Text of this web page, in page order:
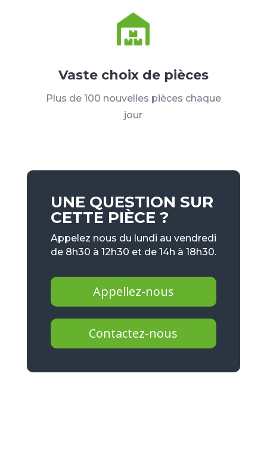
Vaste choix de pièces
Plus de 100 nouvelles pièces chaque
jour
UNE QUESTION SUR
CETTE PIÈCE ?
Appelez nous du lundi au vendredi
de 8h30 à 12h30 et de 14h à 18h30.
Appellez-nous
Contactez-nous